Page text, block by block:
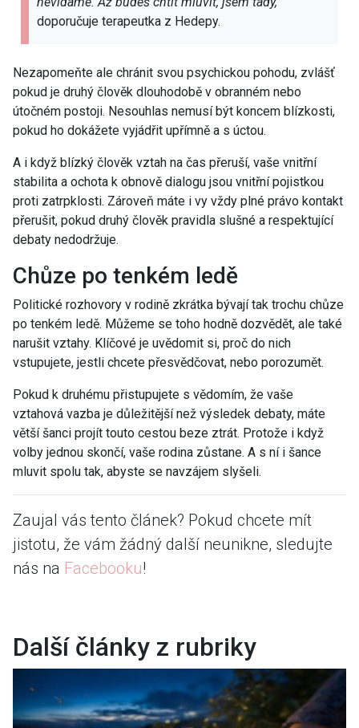
doporučuje terapeutka z Hedepy.
Nezapomeňte ale chránit svou psychickou pohodu, zvlášť
pokud je druhý člověk dlouhodobě v obranném nebo
útočném postoji. Nesouhlas nemusí být koncem blízkosti,
pokud ho dokážete vyjádřit upřímně a s úctou.
A i když blízký člověk vztah na čas přeruší, vaše vnitřní
stabilita a ochota k obnově dialogu jsou vnitřní pojistkou
proti zatrpklosti. Zároveň máte i vy vždy plné právo kontakt
přerušit, pokud druhý člověk pravidla slušné a respektující
debaty nedodržuje.
Chůze po tenkém ledě
Politické rozhovory v rodině zkrátka bývají tak trochu chůze
po tenkém ledě. Můžeme se toho hodně dozvědět, ale také
narušit vztahy. Klíčové je uvědomit si, proč do nich
vstupujete, jestli chcete přesvědčovat, nebo porozumět.
Pokud k druhému přistupujete s vědomím, že vaše
vztahová vazba je důležitější než výsledek debaty, máte
větší šanci projít touto cestou beze ztrát. Protože i když
volby jednou skončí, vaše rodina zůstane. A s ní i šance
mluvit spolu tak, abyste se navzájem slyšeli.
Zaujal vás tento článek? Pokud chcete mít
jistotu, že vám žádný další neunikne, sledujte
nás na Facebooku!
Další články z rubriky